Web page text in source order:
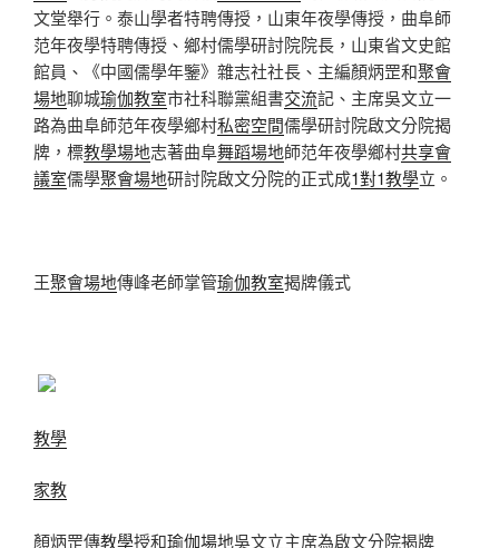
文堂舉行。泰山學者特聘傳授，山東年夜學傳授，曲阜師
范年夜學特聘傳授、鄉村儒學研討院院長，山東省文史館
館員、《中國儒學年鑒》雜志社社長、主編顏炳罡和聚會
場地聊城瑜伽教室市社科聯黨組書交流記、主席吳文立一
路為曲阜師范年夜學鄉村私密空間儒學研討院啟文分院揭
牌，標教學場地志著曲阜舞蹈場地師范年夜學鄉村共享會
議室儒學聚會場地研討院啟文分院的正式成1對1教學立。
王聚會場地傳峰老師掌管瑜伽教室揭牌儀式
教學
家教
顏炳罡傳教學授和瑜伽場地吳文立主席為啟文分院揭牌